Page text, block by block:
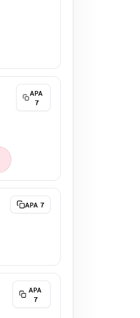
APA
7
APA 7
APA
7